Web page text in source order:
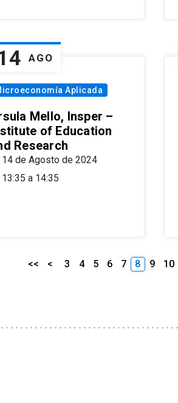
AGO
Aplicada
Mello, Insper –
of Education
Research
14 de Agosto de 2024
13:35 a 14:35
<< < 3 4 5 6 7 8 9 10